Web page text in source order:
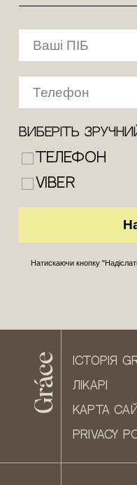
Виберіть
Телефон
Viber
Натискаючи кнопку
ІСТОРІЯ
ЛІКАРІ
КАРТА
PRIVACY